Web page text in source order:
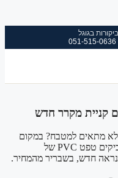
051-
למטבח? במקום
להוציא אלפי שקלים על מקרר חדש – מדביקים טפט PVC של